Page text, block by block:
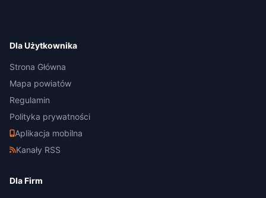
Dla Użytkownika
Strona Główna
Mapa powiatów
Regulamin
Polityka prywatności
Aplikacja mobilna
Kanały RSS
Dla Firm